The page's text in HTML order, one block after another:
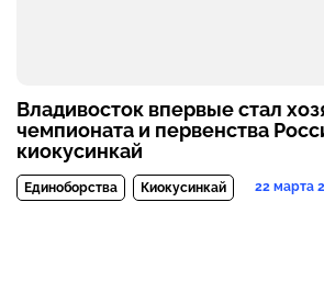
Владивосток впервые стал
чемпионата и первенства
киокусинкай
Единоборства Киокусинкай 22 марта